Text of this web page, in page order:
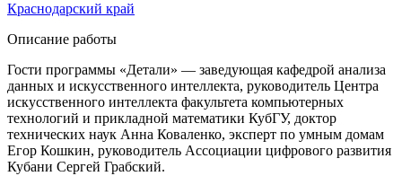
Краснодарский край
Описание работы
Гости программы «Детали» — заведующая кафедрой анализа
данных и искусственного интеллекта, руководитель Центра
искусственного интеллекта факультета компьютерных
технологий и прикладной математики КубГУ, доктор
технических наук Анна Коваленко, эксперт по умным домам
Егор Кошкин, руководитель Ассоциации цифрового развития
Кубани Сергей Грабский.